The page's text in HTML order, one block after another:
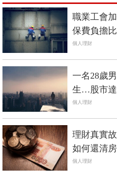
職業工會
保費負擔
可能面臨欠
個人理財
一名28歲
生…股市達
式做股票！
個人理財
理財真實
如何還清
個人理財